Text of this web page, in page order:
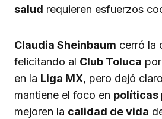
salud requieren esfuerzos
Claudia Sheinbaum cerró la
felicitando al Club Toluca
en la Liga MX, pero dejó
mantiene el foco en políticas
mejoren la calidad de vida